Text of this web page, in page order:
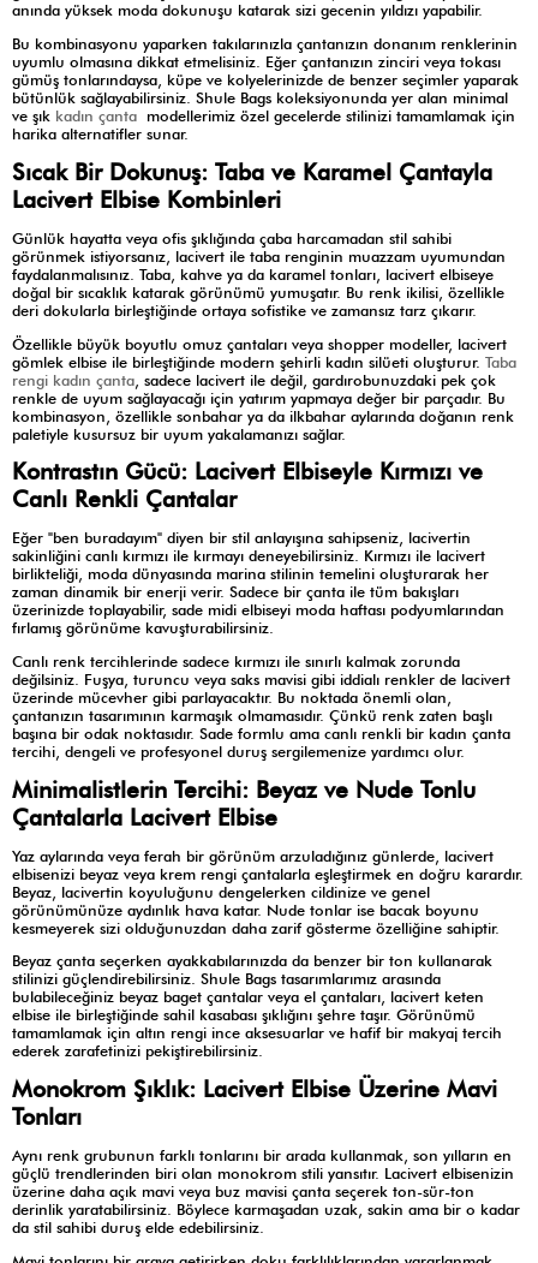
anında yüksek moda dokunuşu katarak sizi gecenin yıldızı yapabilir.
Bu kombinasyonu yaparken takılarınızla çantanızın donanım renklerinin
uyumlu olmasına dikkat etmelisiniz. Eğer çantanızın zinciri veya tokası
gümüş tonlarındaysa, küpe ve kolyelerinizde de benzer seçimler yaparak
bütünlük sağlayabilirsiniz. Shule Bags koleksiyonunda yer alan minimal
ve şık kadın çanta modellerimiz özel gecelerde stilinizi tamamlamak için
harika alternatifler sunar.
Sıcak Bir Dokunuş: Taba ve Karamel Çantayla
Lacivert Elbise Kombinleri
Günlük hayatta veya ofis şıklığında çaba harcamadan stil sahibi
görünmek istiyorsanız, lacivert ile taba renginin muazzam uyumundan
faydalanmalısınız. Taba, kahve ya da karamel tonları, lacivert elbiseye
doğal bir sıcaklık katarak görünümü yumuşatır. Bu renk ikilisi, özellikle
deri dokularla birleştiğinde ortaya sofistike ve zamansız tarz çıkarır.
Özellikle büyük boyutlu omuz çantaları veya shopper modeller, lacivert
gömlek elbise ile birleştiğinde modern şehirli kadın silüeti oluşturur. Taba
rengi kadın çanta , sadece lacivert ile değil, gardırobunuzdaki pek çok
renkle de uyum sağlayacağı için yatırım yapmaya değer bir parçadır. Bu
kombinasyon, özellikle sonbahar ya da ilkbahar aylarında doğanın renk
paletiyle kusursuz bir uyum yakalamanızı sağlar.
Kontrastın Gücü: Lacivert Elbiseyle Kırmızı ve
Canlı Renkli Çantalar
Eğer "ben buradayım" diyen bir stil anlayışına sahipseniz, lacivertin
sakinliğini canlı kırmızı ile kırmayı deneyebilirsiniz. Kırmızı ile lacivert
birlikteliği, moda dünyasında marina stilinin temelini oluşturarak her
zaman dinamik bir enerji verir. Sadece bir çanta ile tüm bakışları
üzerinizde toplayabilir, sade midi elbiseyi moda haftası podyumlarından
fırlamış görünüme kavuşturabilirsiniz.
Canlı renk tercihlerinde sadece kırmızı ile sınırlı kalmak zorunda
değilsiniz. Fuşya, turuncu veya saks mavisi gibi iddialı renkler de lacivert
üzerinde mücevher gibi parlayacaktır. Bu noktada önemli olan,
çantanızın tasarımının karmaşık olmamasıdır. Çünkü renk zaten başlı
başına bir odak noktasıdır. Sade formlu ama canlı renkli bir kadın çanta
tercihi, dengeli ve profesyonel duruş sergilemenize yardımcı olur.
Minimalistlerin Tercihi: Beyaz ve Nude Tonlu
Çantalarla Lacivert Elbise
Yaz aylarında veya ferah bir görünüm arzuladığınız günlerde, lacivert
elbisenizi beyaz veya krem rengi çantalarla eşleştirmek en doğru karardır.
Beyaz, lacivertin koyuluğunu dengelerken cildinize ve genel
görünümünüze aydınlık hava katar. Nude tonlar ise bacak boyunu
kesmeyerek sizi olduğunuzdan daha zarif gösterme özelliğine sahiptir.
Beyaz çanta seçerken ayakkabılarınızda da benzer bir ton kullanarak
stilinizi güçlendirebilirsiniz. Shule Bags tasarımlarımız arasında
bulabileceğiniz beyaz baget çantalar veya el çantaları, lacivert keten
elbise ile birleştiğinde sahil kasabası şıklığını şehre taşır. Görünümü
tamamlamak için altın rengi ince aksesuarlar ve hafif bir makyaj tercih
ederek zarafetinizi pekiştirebilirsiniz.
Monokrom Şıklık: Lacivert Elbise Üzerine Mavi
Tonları
Aynı renk grubunun farklı tonlarını bir arada kullanmak, son yılların en
güçlü trendlerinden biri olan monokrom stili yansıtır. Lacivert elbisenizin
üzerine daha açık mavi veya buz mavisi çanta seçerek ton-sür-ton
derinlik yaratabilirsiniz. Böylece karmaşadan uzak, sakin ama bir o kadar
da stil sahibi duruş elde edebilirsiniz.